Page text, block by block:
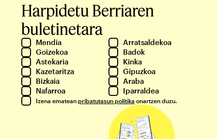
Harpidetu Berriaren
buletinetara
Mendia
Arratsaldekoa
Goizekoa
Badok
Astekaria
Kinka
Kazetaritza
Gipuzkoa
Bizkaia
Araba
Nafarroa
Iparraldea
Izena ematean pribatutasun politika onartzen duzu.